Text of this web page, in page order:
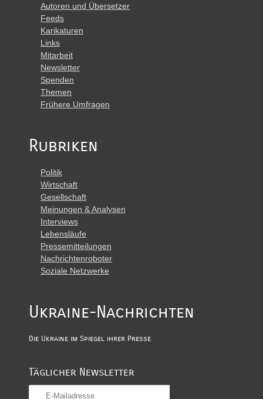
Autoren und Übersetzer
Feeds
Karikaturen
Links
Mitarbeit
Newsletter
Spenden
Themen
Frühere Umfragen
Rubriken
Politik
Wirtschaft
Gesellschaft
Meinungen & Analysen
Interviews
Lebensläufe
Pressemitteilungen
Nachrichtenroboter
Soziale Netzwerke
Ukraine-Nachrichten
Die Ukraine im Spiegel ihrer Presse
Täglicher Newsletter